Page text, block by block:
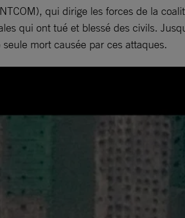
qui dirige les forces de la
qui ont tué et blessé des civils.
mort causée par ces attaques.